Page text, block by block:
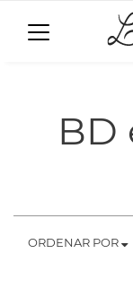
BD
ORDENAR POR